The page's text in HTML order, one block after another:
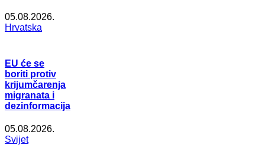
05.08.2026.
Hrvatska
EU će se
boriti protiv
krijumčarenja
migranata i
dezinformacija
05.08.2026.
Svijet